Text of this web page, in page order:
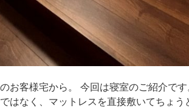
お客様宅から。 今回は寝室のご紹介で
はなく、マットレスを直接敷いてちょう